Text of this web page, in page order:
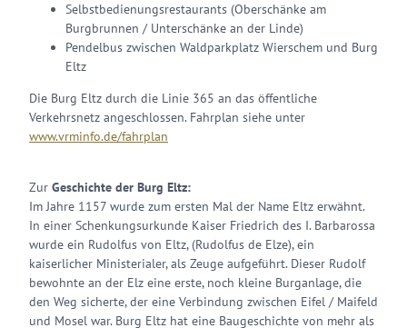
Selbstbedienungsrestaurants (Oberschänke am
Burgbrunnen / Unterschänke an der Linde)
Pendelbus zwischen Waldparkplatz Wierschem und Burg
Eltz
Die Burg Eltz durch die Linie 365 an das öffentliche
Verkehrsnetz angeschlossen. Fahrplan siehe unter
www.vrminfo.de/fahrplan
Zur Geschichte der Burg Eltz:
Im Jahre 1157 wurde zum ersten Mal der Name Eltz erwähnt.
In einer Schenkungsurkunde Kaiser Friedrich des I. Barbarossa
wurde ein Rudolfus von Eltz, (Rudolfus de Elze), ein
kaiserlicher Ministerialer, als Zeuge aufgeführt. Dieser Rudolf
bewohnte an der Elz eine erste, noch kleine Burganlage, die
den Weg sicherte, der eine Verbindung zwischen Eifel / Maifeld
und Mosel war. Burg Eltz hat eine Baugeschichte von mehr als